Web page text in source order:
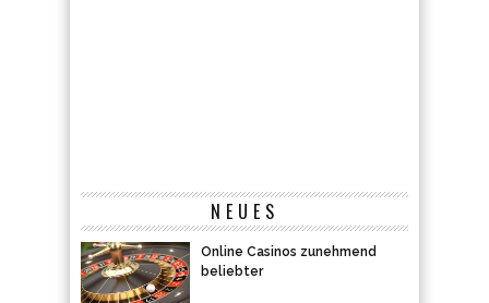
NEUES
Online Casinos zunehmend
beliebter